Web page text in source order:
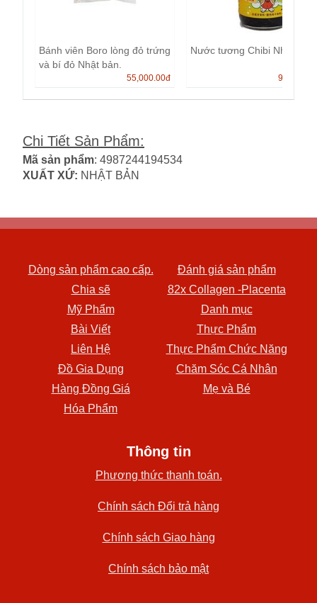
Bánh viên Boro lòng đỏ trứng
và bí đỏ Nhật bản.
55,000.00đ
Nước tương Chibi Nhật Bản
99,000.00
Chi Tiết Sản Phẩm:
Mã sản phẩm: 4987244194534
XUẤT XỨ: NHẬT BẢN
Dòng sản phẩm cao cấp.
Đánh giá sản phẩm
Chia sẽ
82x Collagen -Placenta
Mỹ Phẩm
Danh mục
Bài Viết
Thực Phẩm
Liên Hệ
Thực Phẩm Chức Năng
Đồ Gia Dụng
Chăm Sóc Cá Nhân
Hàng Đồng Giá
Mẹ và Bé
Hóa Phẩm
Thông tin
Phương thức thanh toán.
Chính sách Đổi trả hàng
Chính sách Giao hàng
Chính sách bảo mật